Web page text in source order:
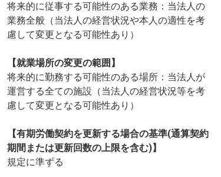
将来的に従事する可能性のある業務：当法人の
業務全般（当法人の経営状況や本人の適性を考
慮して変更となる可能性あり）
【就業場所の変更の範囲】
将来的に勤務する可能性のある場所：当法人が
運営する全ての施設（当法人の経営状況等を考
慮して変更となる可能性あり）
【有期労働契約を更新する場合の基準(通算契約
期間または更新回数の上限を含む)】
規定に準ずる